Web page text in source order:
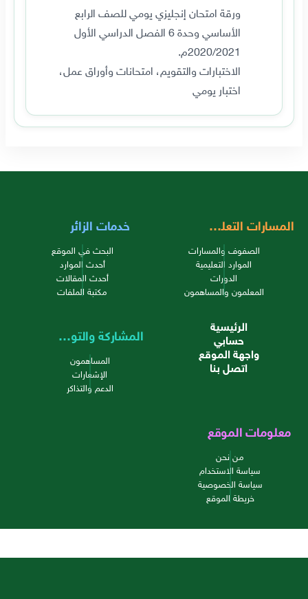
ورقة امتحان إنجليزي يومي للصف الرابع
الأساسي وحدة 6 الفصل الدراسي الأول
2020/2021م.
الاختبارات والتقويم، امتحانات وأوراق عمل،
اختبار يومي
المسارات التعليمية
الصفوف والمسارات
الموارد التعليمية
الدورات
المعلمون والمساهمون
خدمات الزائر
البحث في الموقع
أحدث الموارد
أحدث المقالات
مكتبة الملفات
الرئيسية
حسابي
واجهة الموقع
اتصل بنا
المشاركة والتواصل
المساهمون
الإشعارات
الدعم والتذاكر
معلومات الموقع
من نحن
سياسة الاستخدام
سياسة الخصوصية
خريطة الموقع